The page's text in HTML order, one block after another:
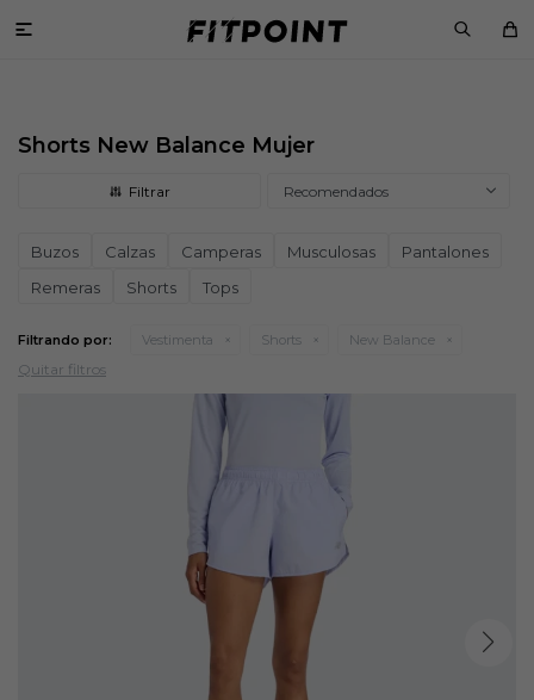

Shorts New Balance Mujer
Recomendados
Buzos Calzas Camperas Musculosas
Pantalones
Remeras
Shorts Tops
Filtrando por: Vestimenta Shorts New Balance
Quitar filtros